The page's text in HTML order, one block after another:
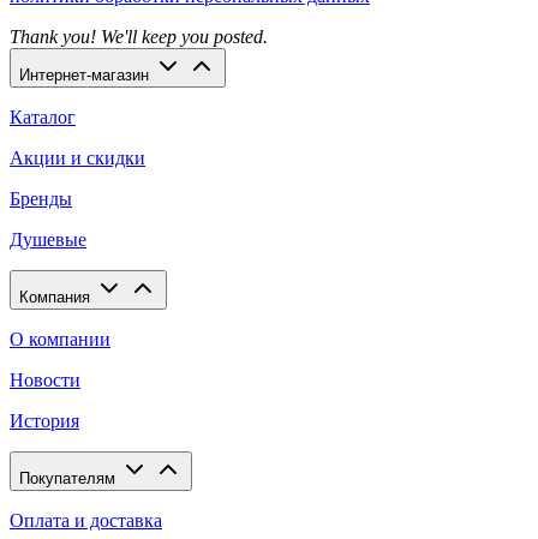
Thank you! We'll keep you posted.
Интернет-магазин
Каталог
Акции и скидки
Бренды
Душевые
Компания
О компании
Новости
История
Покупателям
Оплата и доставка